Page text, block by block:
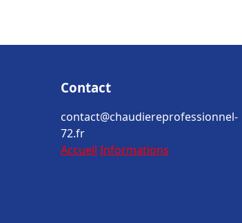
Contact
contact@chaudiereprofessionnel-
72.fr
Accueil Informations